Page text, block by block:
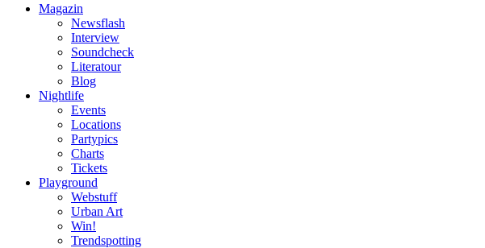
Magazin
Newsflash
Interview
Soundcheck
Literatour
Blog
Nightlife
Events
Locations
Partypics
Charts
Tickets
Playground
Webstuff
Urban Art
Win!
Trendspotting